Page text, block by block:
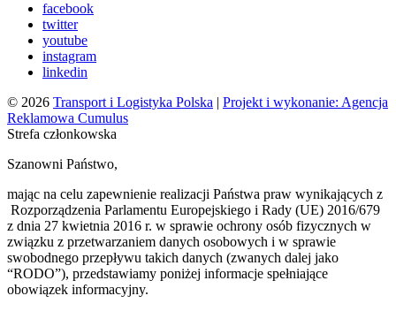
facebook
twitter
youtube
instagram
linkedin
© 2026 Transport i Logistyka Polska | Projekt i wykonanie: Agencja
Reklamowa Cumulus
Strefa członkowska
Szanowni Państwo,
mając na celu zapewnienie realizacji Państwa praw wynikających z
Rozporządzenia Parlamentu Europejskiego i Rady (UE) 2016/679
z dnia 27 kwietnia 2016 r. w sprawie ochrony osób fizycznych w
związku z przetwarzaniem danych osobowych i w sprawie
swobodnego przepływu takich danych (zwanych dalej jako
“RODO”), przedstawiamy poniżej informacje spełniające
obowiązek informacyjny.